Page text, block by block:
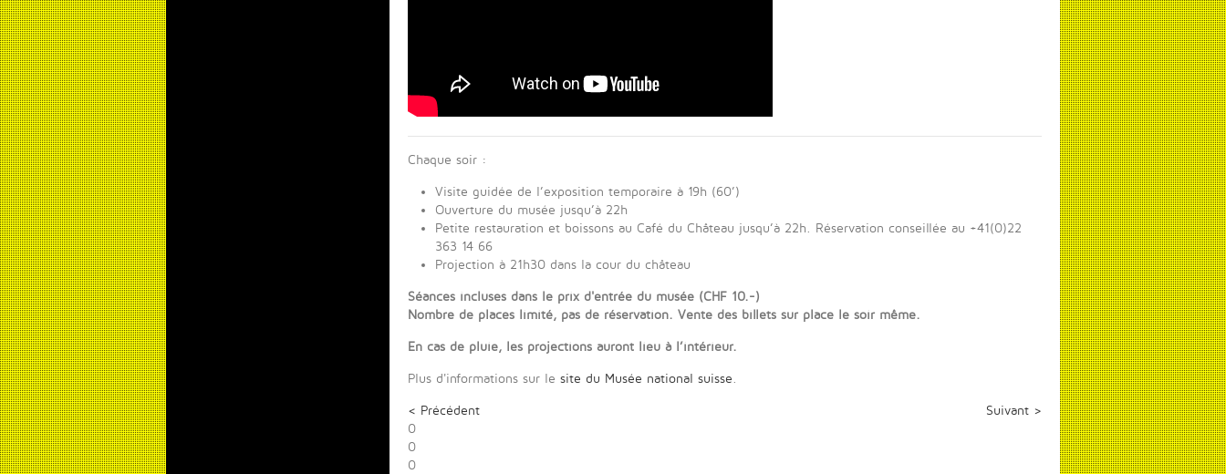
Chaque soir :
Visite guidée de l’exposition temporaire à 19h (60’)
Ouverture du musée jusqu’à 22h
Petite restauration et boissons au Café du Château jusqu’à 22h. Réservation conseillée au +41(0)22
363 14 66
Projection à 21h30 dans la cour du château
Séances incluses dans le prix d'entrée du musée (CHF 10.-)
Nombre de places limité, pas de réservation. Vente des billets sur place le soir même.
En cas de pluie, les projections auront lieu à l’intérieur.
Plus d'informations sur le site du Musée national suisse
< Précédent
Suivant >
0
0
0